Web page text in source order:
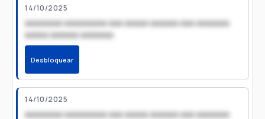
14/10/2025
xxxxxxxx xxxxxxxxx xxx xxxxx xxxxxx xxx xxxxxxx
xxxxx xxxxxx xxxxxxx
Desbloquear
14/10/2025
xxxxxxxx xxxxxxxxx xxx xxxxx xxxxxx xxx xxxxxxx